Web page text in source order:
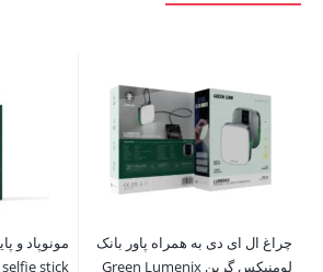
چراغ ال ای دی به همراه پاور بانک
لومنیکس گرین Green Lumenix
stick